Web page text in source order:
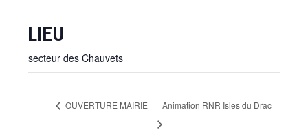
LIEU
secteur des Chauvets
OUVERTURE MAIRIE Animation RNR Isles du Drac